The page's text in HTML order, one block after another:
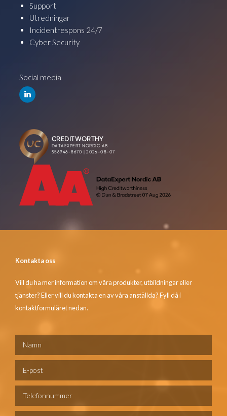
Support
Utredningar
Incidentrespons 24/7
Cyber Security
Social media
Kontakta oss
Vill du ha mer information om våra produkter, utbildningar eller
tjänster? Eller vill du kontakta en av våra anställda? Fyll då i
kontaktformuläret nedan.